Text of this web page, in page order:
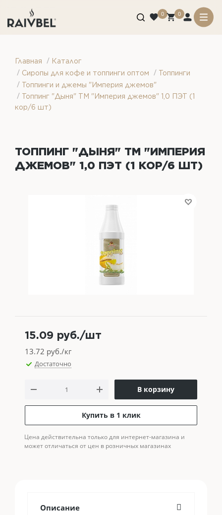
0 0
Главная / Каталог
/ Сиропы для кофе и топпинги оптом / Топпинги
/ Топпинги и джемы "Империя джемов"
/ Топпинг "Дыня" ТМ "Империя джемов" 1,0 ПЭТ (1
кор/6 шт)
ТОППИНГ "ДЫНЯ" ТМ "ИМПЕРИЯ
ДЖЕМОВ" 1,0 ПЭТ (1 КОР/6 ШТ)
15.09 руб./шт
13.72 руб./кг
Достаточно
В корзину
Купить в 1 клик
Цена действительна только для интернет-магазина и
может отличаться от цен в розничных магазинах
Описание